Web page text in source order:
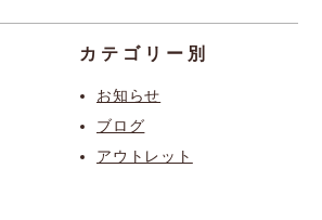
カテゴリー別
お知らせ
ブログ
アウトレット